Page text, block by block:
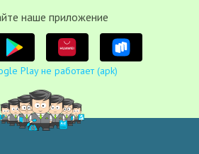
наше приложение
Play не работает (apk)